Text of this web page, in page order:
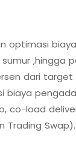
optimasi
,hingga
dari target
biaya
co-load
Swap).